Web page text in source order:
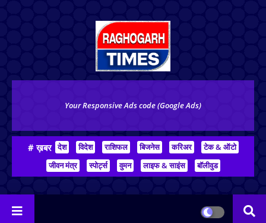
Your Responsive Ads code (Google Ads)
# ख़बर देश विदेश राशिफल बिजनेस करिअर
टेक & ऑटो
जीवन मंत्र
स्पोर्ट्स वुमन लाइफ & साइंस बॉलीवुड